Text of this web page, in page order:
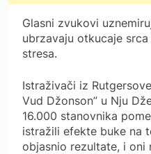
Glasni zvukovi
ubrzavaju otkucaje
stresa.
Istraživači iz
Vud Džonson” u Nju
16.000 stanovnika
istražili efekte buke na
objasnio rezultate, i oni